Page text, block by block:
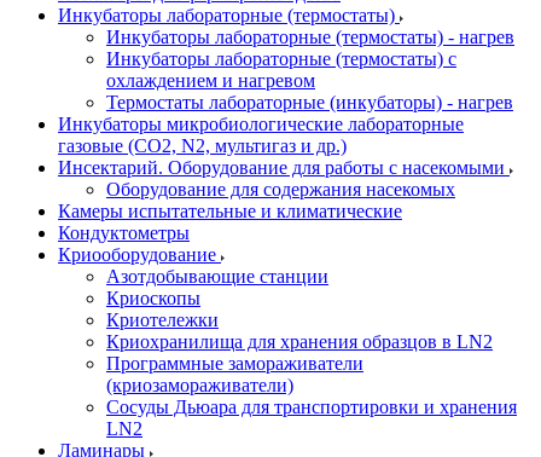
Инкубаторы лабораторные (термостаты)
Инкубаторы лабораторные (термостаты) - нагрев
Инкубаторы лабораторные (термостаты) с
охлаждением и нагревом
Термостаты лабораторные (инкубаторы) - нагрев
Инкубаторы микробиологические лабораторные
газовые (CO2, N2, мультигаз и др.)
Инсектарий. Оборудование для работы с насекомыми
Оборудование для содержания насекомых
Камеры испытательные и климатические
Кондуктометры
Криооборудование
Азотдобывающие станции
Криоскопы
Криотележки
Криохранилища для хранения образцов в LN2
Программные замораживатели
(криозамораживатели)
Сосуды Дьюара для транспортировки и хранения
LN2
Ламинары